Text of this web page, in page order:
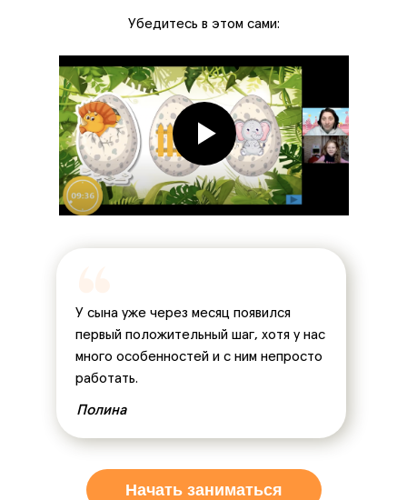
Убедитесь в этом сами:
У сына уже через месяц появился
первый положительный шаг, хотя у нас
много особенностей и с ним непросто
работать.
Полина
Начать заниматься